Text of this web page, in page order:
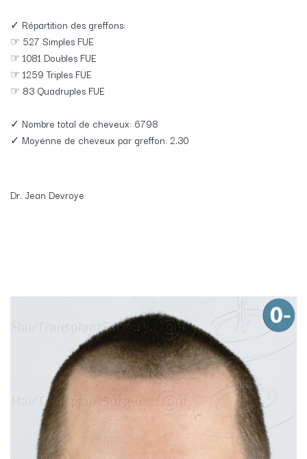
✓ Répartition des greffons:
☞ 527 Simples FUE
☞ 1081 Doubles FUE
☞ 1259 Triples FUE
☞ 83 Quadruples FUE
✓ Nombre total de cheveux: 6798
✓ Moyenne de cheveux par greffon: 2.30
Dr. Jean Devroye